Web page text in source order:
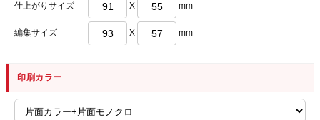
仕上がりサイズ X mm
編集サイズ X mm
印刷カラー